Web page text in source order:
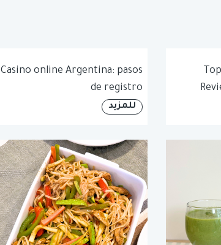
Casino online Argentina: pasos
de registro
للمزيد